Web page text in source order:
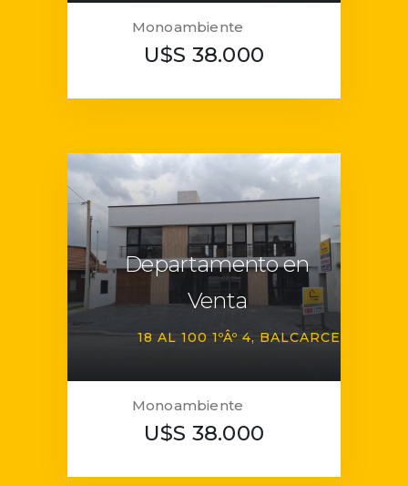
Monoambiente
U$S 38.000
Departamento en
Venta
18 AL 100 1ºÂº 4 BALCARCE
Monoambiente
U$S 38.000